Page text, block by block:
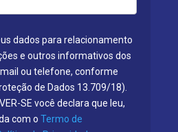
dados para relacionamento
e outros informativos dos
ou telefone, conforme
de Dados 13.709/18).
SE você declara que leu,
com o Termo de